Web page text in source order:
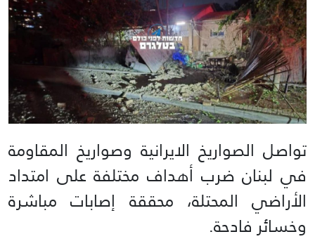
تواصل الصواريخ الايرانية وصواريخ المقاومة
في لبنان ضرب أهداف مختلفة على امتداد
الأراضي المحتلة، محققة إصابات مباشرة
وخسائر فادحة.